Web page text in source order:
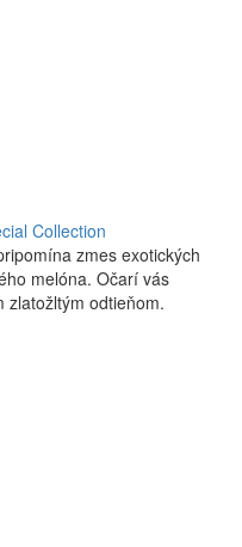
Collection
zmes exotických
melóna. Očarí vás
zlatožltým odtieňom.